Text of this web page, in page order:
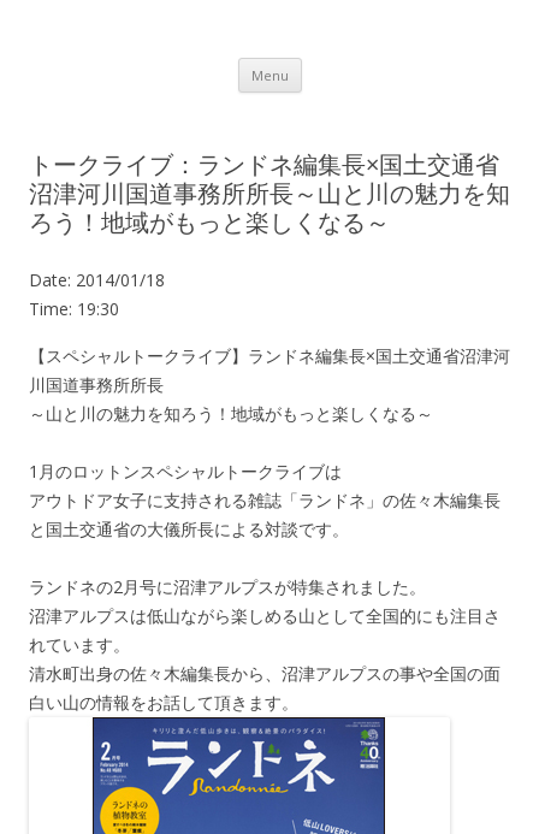
Menu Skip to content
トークライブ：ランドネ編集長×国土交通省
沼津河川国道事務所所長～山と川の魅力を知
ろう！地域がもっと楽しくなる～
Date: 2014/01/18
Time: 19:30
【スペシャルトークライブ】ランドネ編集長×国土交通省沼津河
川国道事務所所長
～山と川の魅力を知ろう！地域がもっと楽しくなる～
1月のロットンスペシャルトークライブは
アウトドア女子に支持される雑誌「ランドネ」の佐々木編集長
と国土交通省の大儀所長による対談です。
ランドネの2月号に沼津アルプスが特集されました。
沼津アルプスは低山ながら楽しめる山として全国的にも注目さ
れています。
清水町出身の佐々木編集長から、沼津アルプスの事や全国の面
白い山の情報をお話して頂きます。